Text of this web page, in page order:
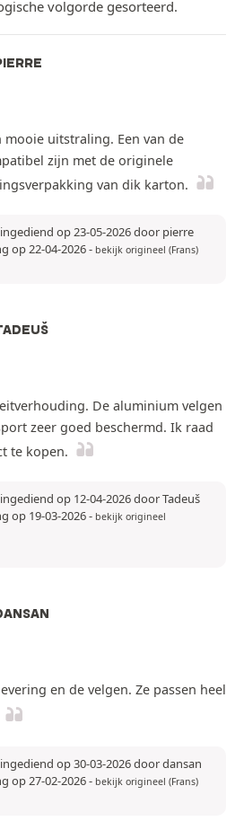
volgorde gesorteerd.
mooie uitstraling. Een van de
zijn met de originele
van dik karton.
op 23-05-2026 door pierre
op 22-04-2026- bekijk origineel (Frans)
De aluminium velgen
zeer goed beschermd. Ik raad
te kopen.
op 12-04-2026 door Tadeuš
op 19-03-2026- bekijk origineel
en de velgen. Ze passen heel
op 30-03-2026 door dansan
op 27-02-2026- bekijk origineel (Frans)